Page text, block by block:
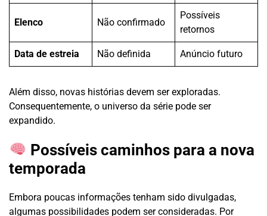
Elenco Não confirmado
Possíveis
retornos
Data de estreia Não definida Anúncio futuro
Além disso, novas histórias devem ser exploradas.
Consequentemente, o universo da série pode ser
expandido.
Possíveis caminhos para a nova
temporada
Embora poucas informações tenham sido divulgadas,
algumas possibilidades podem ser consideradas. Por